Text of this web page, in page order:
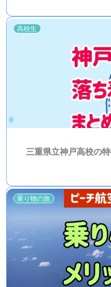
高校生
三重県立神戸高校の
乗り物の旅